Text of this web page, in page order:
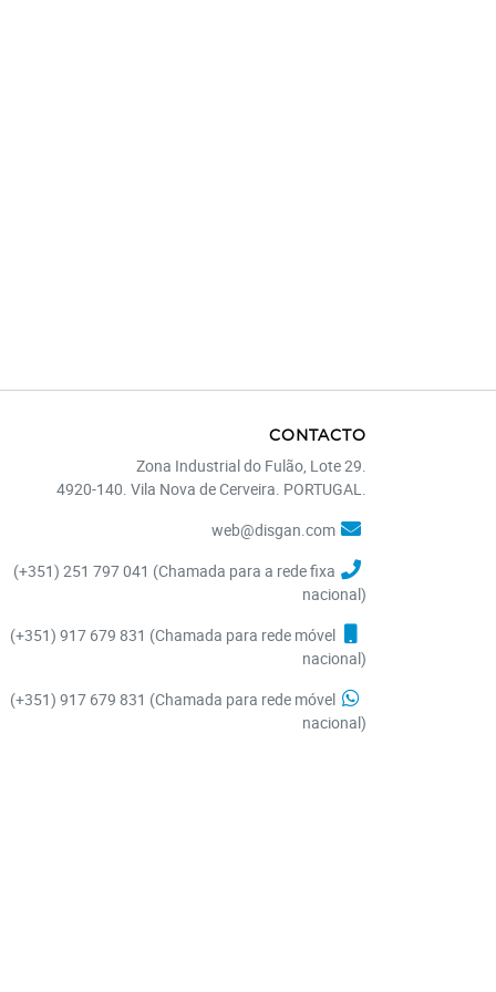
CONTACTO
Zona Industrial do Fulão, Lote 29.
4920-140. Vila Nova de Cerveira. PORTUGAL.
web@disgan.com
(+351) 251 797 041 (Chamada para a rede fixa
nacional)
(+351) 917 679 831 (Chamada para rede móvel
nacional)
(+351) 917 679 831 (Chamada para rede móvel
nacional)